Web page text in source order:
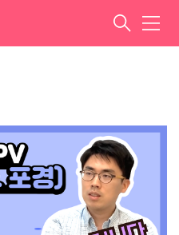
메
뉴
보(feat.포경수
번째 이야기